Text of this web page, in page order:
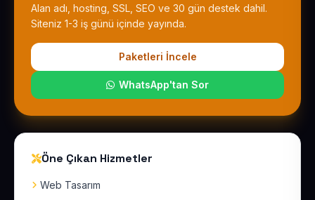
Alan adı, hosting, SSL, SEO ve 30 gün destek dahil.
Siteniz 1-3 iş günü içinde yayında.
Paketleri İncele
WhatsApp'tan Sor
Öne Çıkan Hizmetler
Web Tasarım